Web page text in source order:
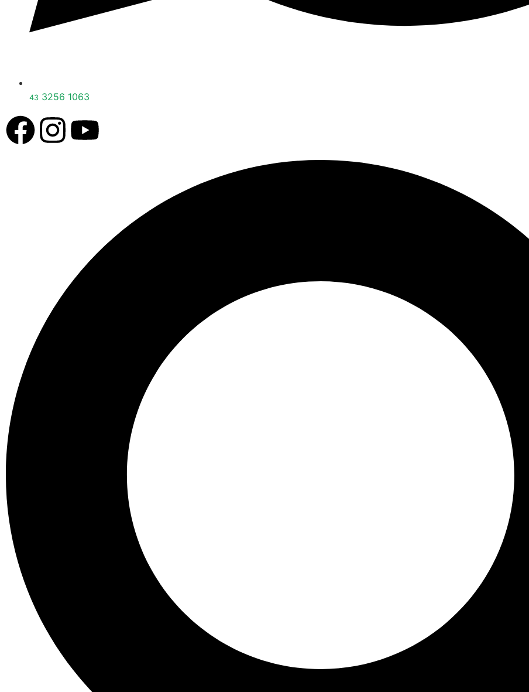
43 3256 1063